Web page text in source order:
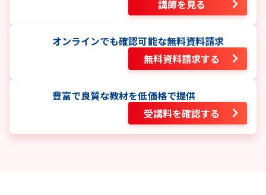
講師を見る
オンラインでも確認可能な無料資料請求
無料資料請求する
豊富で良質な教材を低価格で提供
受講料を確認する